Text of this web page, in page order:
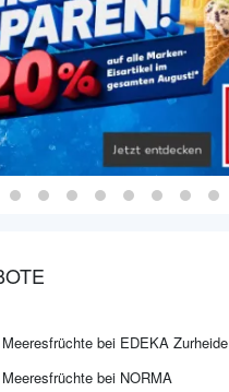
bei EDEKA Zurheide
bei NORMA